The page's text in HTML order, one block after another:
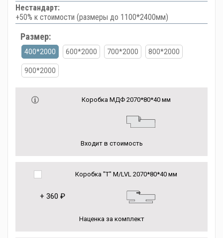
Нестандарт:
+50% к стоимости (размеры до 1100*2400мм)
Размер:
400*2000 600*2000 700*2000 800*2000
900*2000
Коробка МДФ 2070*80*40 мм
Входит в стоимость
Коробка "Т" M/LVL 2070*80*40 мм
+ 360 ₽
Наценка за комплект